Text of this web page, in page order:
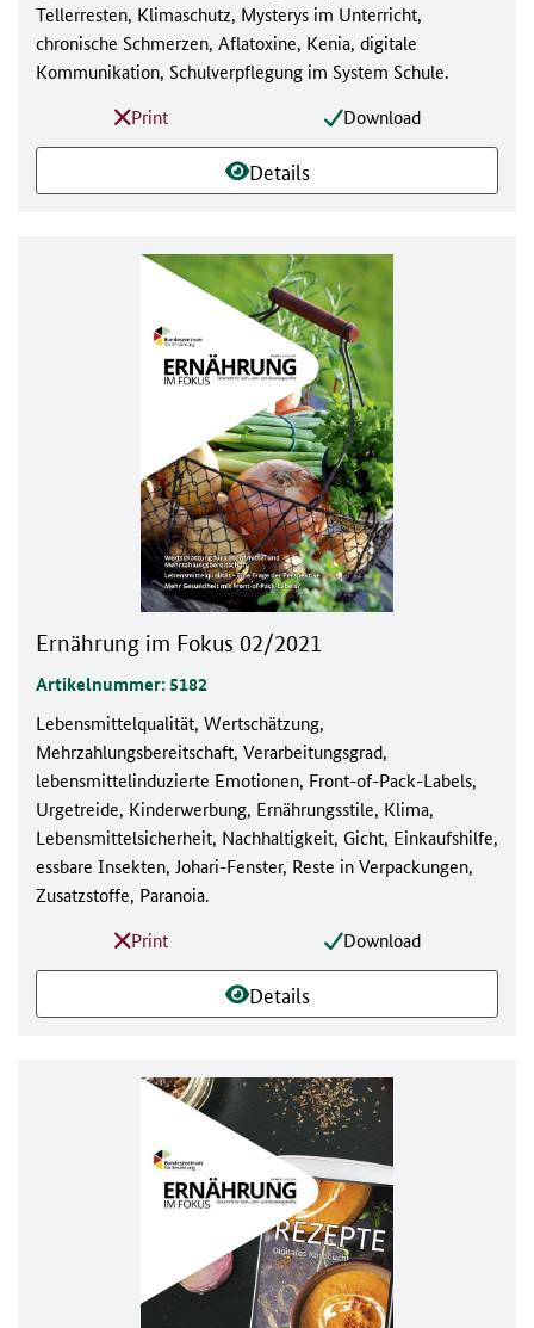
Tellerresten, Klimaschutz, Mysterys im Unterricht,
chronische Schmerzen, Aflatoxine, Kenia, digitale
Kommunikation, Schulverpflegung im System Schule.
Print
Download
Details
Ernährung im Fokus 02/2021
Artikelnummer: 5182
Lebensmittelqualität, Wertschätzung,
Mehrzahlungsbereitschaft, Verarbeitungsgrad,
lebensmittelinduzierte Emotionen, Front-of-Pack-Labels,
Urgetreide, Kinderwerbung, Ernährungsstile, Klima,
Lebensmittelsicherheit, Nachhaltigkeit, Gicht, Einkaufshilfe,
essbare Insekten, Johari-Fenster, Reste in Verpackungen,
Zusatzstoffe, Paranoia.
Print
Download
Details